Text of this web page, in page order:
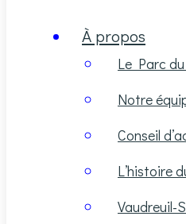
À propos
Le Parc
Notre
Conseil
L’histoire
Vaudreuil-